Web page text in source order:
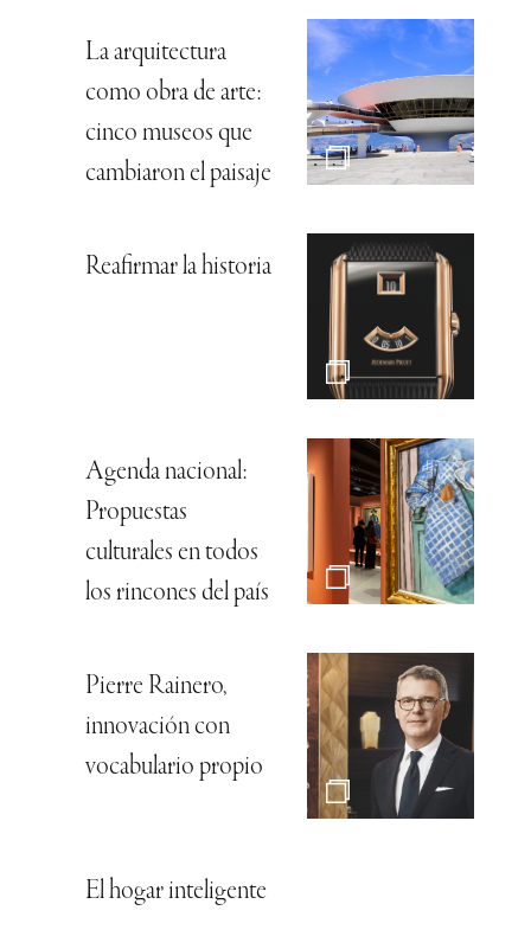
La arquitectura
como obra de arte:
cinco museos que
cambiaron el paisaje
Reafirmar la historia
Agenda nacional:
Propuestas
culturales en todos
los rincones del país
Pierre Rainero,
innovación con
vocabulario propio
El hogar inteligente